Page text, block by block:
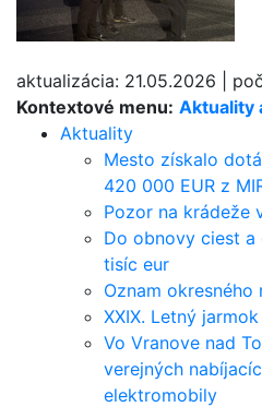
Kontextové menu: Aktuality
Aktuality
Mesto získalo
420 000 EUR z
Pozor na krádeže
Do obnovy ciest
tisíc eur
Oznam
XXIX. Letný
Vo Vranove nad
verejných
elektromobily
aktualizácia: 21.05.2026